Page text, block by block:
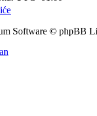
Software © phpBB